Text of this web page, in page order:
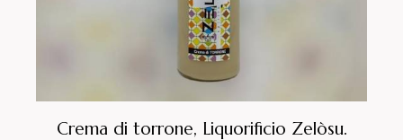
Crema di torrone, Liquorificio Zelòsu.